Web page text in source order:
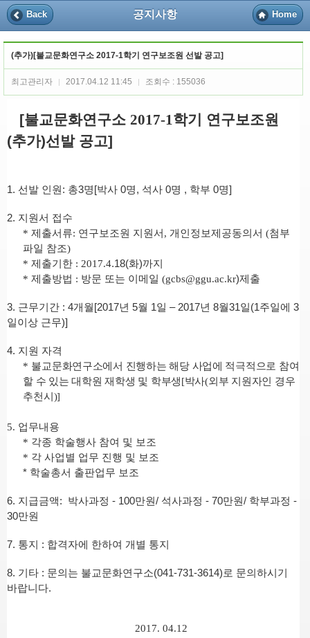
Back 공지사항 Home
(추가)[불교문화연구소 2017-1학기 연구보조원 선발 공고]
최고관리자 2017.04.12 11:45 조회수 : 155036
[불교문화연구소 2017-1학기 연구보조원
(추가)선발 공고]
1. 선발 인원: 총3명 [박사 0명, 석사 0명 , 학부 0명]
2. 지원서 접수
*제출서류: 연구보조원 지원서 , 개인정보제공동의서(첨부
파일 참조)
*제출기한 : 2017.4.18(화)까지
*제출방법 : 방문 또는 이메일(gcbs@ggu.ac.kr)제출
3. 근무기간 : 4개월[2017년 5월 1일 –2017년 8월31일(1주일에 3
일이상 근무)]
4. 지원 자격
* 불교문화연구소에서 진행하는 해당 사업에 적극적으로 참여
할 수 있는 대학원 재학생 및 학부생[박사(외부 지원자인 경우
추천시 )]
5. 업무내용
* 각종 학술행사 참여 및 보조
* 각 사업별 업무 진행 및 보조
* 학술총서 출판업무 보조
6. 지급금액: 박사과정 - 100만원/ 석사과정 - 70만원/ 학부과정 -
30만원
7. 통지 : 합격자에 한하여 개별 통지
8. 기타 : 문의는 불교문화연구소(041-731-3614)로 문의하시기
바랍니다.
2017. 04.12